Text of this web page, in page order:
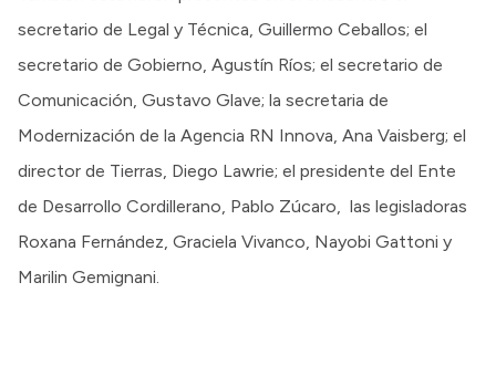
secretario de Legal y Técnica, Guillermo Ceballos; el
secretario de Gobierno, Agustín Ríos; el secretario de
Comunicación, Gustavo Glave; la secretaria de
Modernización de la Agencia RN Innova, Ana Vaisberg; el
director de Tierras, Diego Lawrie; el presidente del Ente
de Desarrollo Cordillerano, Pablo Zúcaro, las legisladoras
Roxana Fernández, Graciela Vivanco, Nayobi Gattoni y
Marilin Gemignani.